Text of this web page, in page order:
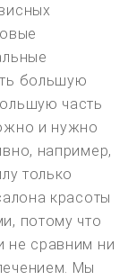
большую
часть
и нужно
например,
только
красоты
потому что
не сравним ни
Мы